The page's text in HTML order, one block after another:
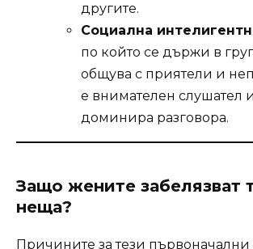
другите.
Социална
по който се държи в
общува с приятели и
е внимателен слушател
доминира разговора.
Защо жените забелязват
неща?
Причините за тези